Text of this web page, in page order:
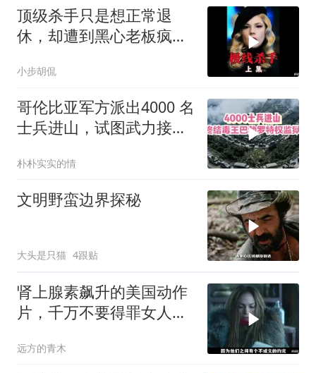
顶级杀手只是想正常退
休，却遭到黑心老板疯狂
小步胡侃
哥伦比亚军方派出4000 名
士兵进山，试图武力接管
朴朴实实的情
文明野蛮边界探秘
大头是只猫 4跟贴
肾上腺素飙升的美国动作
片，千万不要得罪女人，
远方的青木